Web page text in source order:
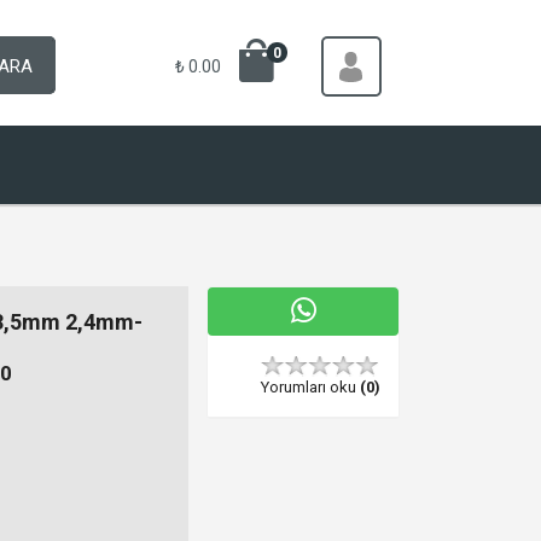
₺ 0.00
0
2,4mm-
Yorumları oku (0)